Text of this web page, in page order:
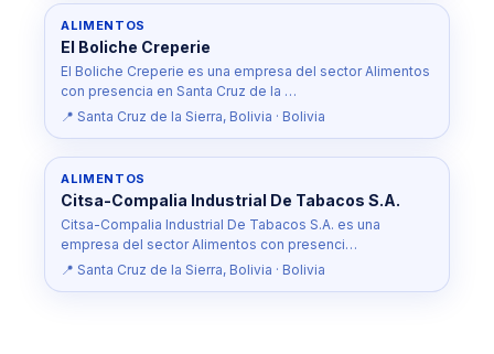
ALIMENTOS
El Boliche Creperie
El Boliche Creperie es una empresa del sector Alimentos
con presencia en Santa Cruz de la …
📍 Santa Cruz de la Sierra, Bolivia · Bolivia
ALIMENTOS
Citsa-Compalia Industrial De Tabacos S.A.
Citsa-Compalia Industrial De Tabacos S.A. es una
empresa del sector Alimentos con presenci…
📍 Santa Cruz de la Sierra, Bolivia · Bolivia